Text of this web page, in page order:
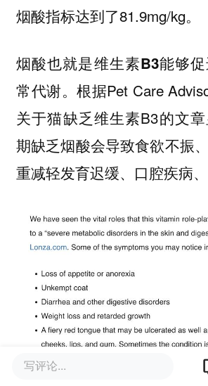
烟酸指标达到了81.9mg/kg。
烟酸也就是维生素B3能够
常代谢。根据Pet Care
关于猫缺乏维生素B3的文
期缺乏烟酸会导致食欲不振
重减轻发育迟缓、口腔疾病、
写评论...